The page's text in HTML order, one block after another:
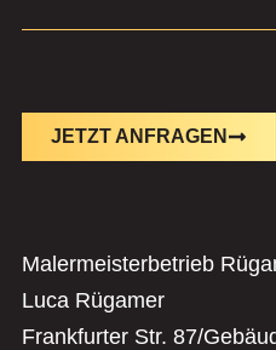
JETZT ANFRAGEN
Malermeisterbetrieb
Luca Rügamer
Frankfurter Str. 87/